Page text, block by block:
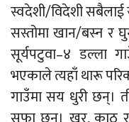
स्वदेशी/विदेशी सबैलाई
सस्तोमा खान/बस्न र
सूर्यपटुवा–४ डल्ला
भएकाले त्यहाँ थारू
गाउँमा सय धुरी छन्।